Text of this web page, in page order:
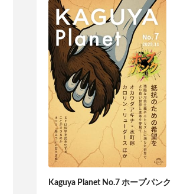
Kaguya Planet No.7 ホープパンク